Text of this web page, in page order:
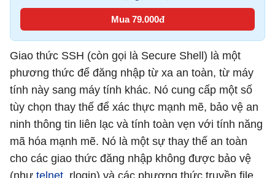
Mua 79.000đ
Giao thức SSH (còn gọi là Secure Shell) là một
phương thức để đăng nhập từ xa an toàn, từ máy
tính này sang máy tính khác. Nó cung cấp một số
tùy chọn thay thế để xác thực mạnh mẽ, bảo vệ an
ninh thông tin liên lạc và tính toàn vẹn với tính năng
mã hóa mạnh mẽ. Nó là một sự thay thế an toàn
cho các giao thức đăng nhập không được bảo vệ
(như telnet, rlogin) và các phương thức truyền file